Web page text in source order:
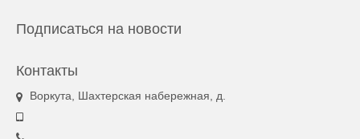
Подписаться на новости
Контакты
Воркута, Шахтерская набережная, д.